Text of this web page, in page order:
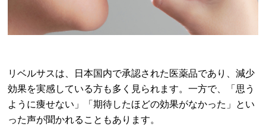
リベルサスは、日本国内で承認された医薬品であり、減少
効果を実感している方も多く見られます。一方で、「思う
ように痩せない」「期待したほどの効果がなかった」とい
った声が聞かれることもあります。